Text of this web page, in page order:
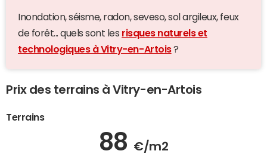
Inondation, séisme, radon, seveso, sol argileux, feux
de forêt... quels sont les risques naturels et
technologiques à Vitry-en-Artois?
Prix des terrains à Vitry-en-Artois
Terrains
88 €/m2